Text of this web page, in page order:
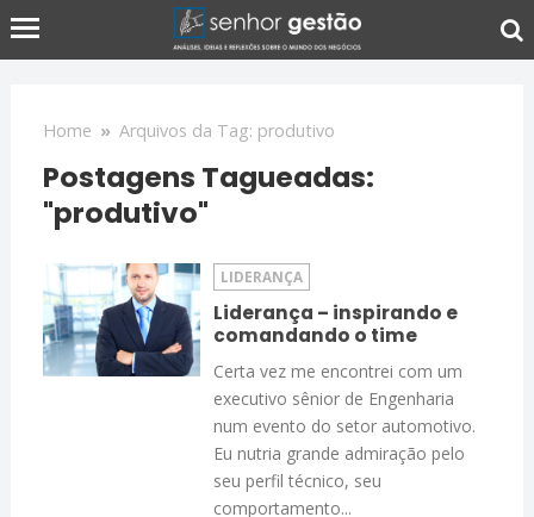
Home » Arquivos da Tag: produtivo
Postagens Tagueadas:
"produtivo"
LIDERANÇA
Liderança – inspirando e
comandando o time
Certa vez me encontrei com um
executivo sênior de Engenharia
num evento do setor automotivo.
Eu nutria grande admiração pelo
seu perfil técnico, seu
comportamento...